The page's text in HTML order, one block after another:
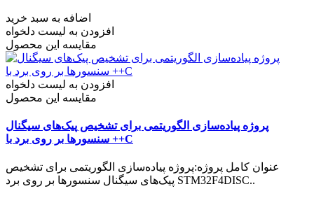
اضافه به سبد خرید
افزودن به لیست دلخواه
مقایسه این محصول
افزودن به لیست دلخواه
مقایسه این محصول
پروژه پیاده‌سازی الگوریتمی برای تشخیص پیک‌های سیگنال
سنسورها بر روی برد با ++C
عنوان کامل پروژه:پروژه پیاده‌سازی الگوریتمی برای تشخیص
پیک‌های سیگنال سنسورها بر روی برد STM32F4DISC..